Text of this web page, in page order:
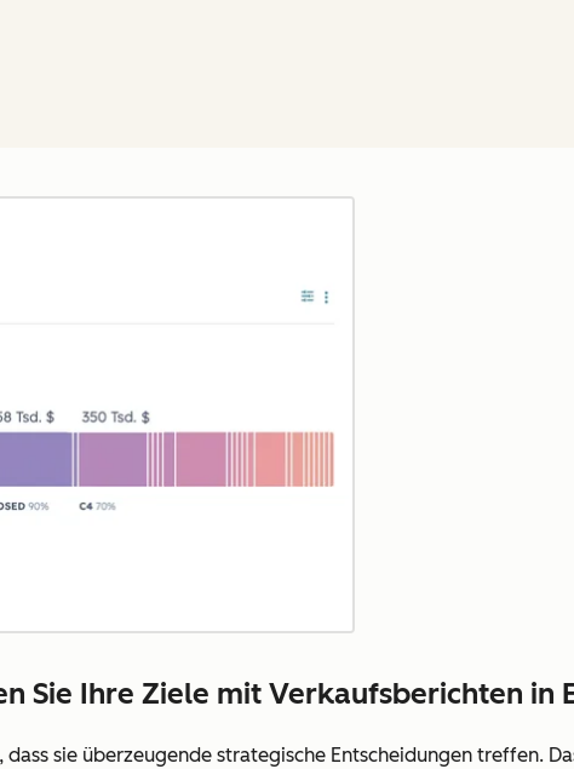
Sie Ihre Ziele mit Verkaufsberichten in
sie überzeugende strategische Entscheidungen treffen.